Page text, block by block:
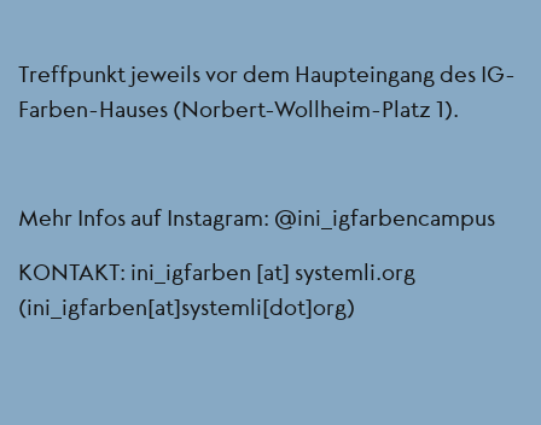
Treffpunkt jeweils vor dem Haupteingang des IG-
Farben-Hauses (Norbert-Wollheim-Platz 1).
Mehr Infos auf Instagram: @ini_igfarbencampus
KONTAKT: ini_igfarben [at] systemli.org
(ini_igfarben[at]systemli[dot]org)